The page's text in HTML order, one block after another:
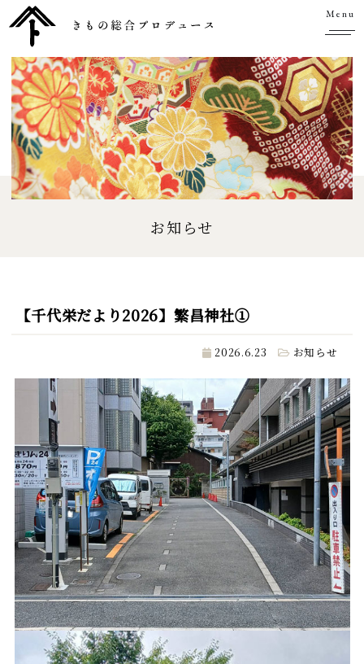
Menu
お知らせ
【千代栄だより2026】繁昌神社①
2026.6.23 お知らせ